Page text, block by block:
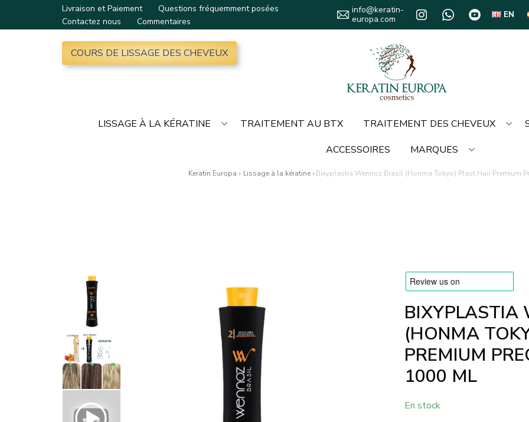
Livraison et Paiement
Questions fréquemment posées
Contactez nous
Commentaires
info@keratin-
europa.com
EN
COURS DE LISSAGE DES CHEVEUX
LISSAGE À LA KÉRATINE TRAITEMENT AU BTX TRAITEMENT DES CHEVEUX
ACCESSOIRES
MARQUES
Keratin Europa › Lissage à la kératine › Bixyplastia Wennoz Brasil (Honma Tokyo) Plast Hair Premium
BIXYPLASTIA
(HONMA
PREMIUM
1000 ML
En stock